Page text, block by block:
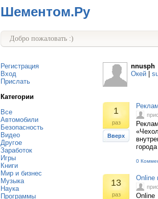
Шементом.Ру
Добро пожаловать :)
Регистрация
Вход
Прислать
Категории
Все
Автомобили
Безопасность
Видео
Другое
Заработок
Игры
Книги
Мир и бизнес
Музыка
Наука
Программы
nnusph
Окей
1
раз
Вверх
0
13
раз
Online
Online